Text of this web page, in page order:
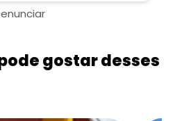
gostar desses